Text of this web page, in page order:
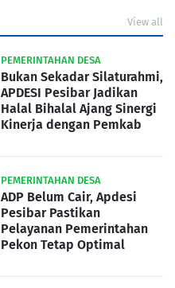
View all
PEMERINTAHAN DESA
Bukan Sekadar Silaturahmi,
APDESI Pesibar Jadikan
Halal Bihalal Ajang Sinergi
Kinerja dengan Pemkab
PEMERINTAHAN DESA
ADP Belum Cair, Apdesi
Pesibar Pastikan
Pelayanan Pemerintahan
Pekon Tetap Optimal